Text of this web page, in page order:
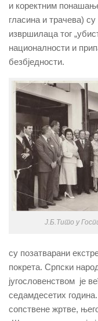
и коректним
гласина и трачева)
извршилаца тог
националности и
безбједности.
Ј.Б.Тито у
су позатварани
покрета. Српски
југословенством је
седамдесетих
сопствене жртве,